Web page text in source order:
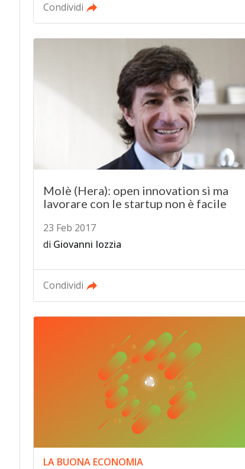
Condividi
Molè (Hera): open innovation sì ma
lavorare con le startup non è facile
23 Feb 2017
di Giovanni Iozzia
Condividi
LA BUONA ECONOMIA